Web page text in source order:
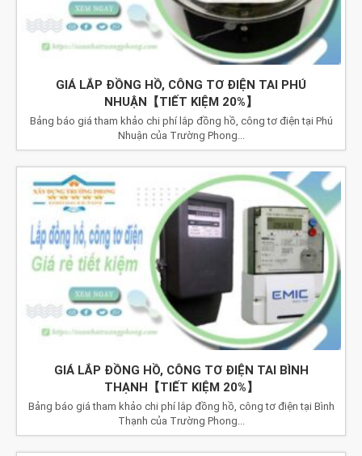
GIÁ LẮP ĐỒNG HỒ, CÔNG TƠ ĐIỆN TAI PHÚ
NHUẬN【TIẾT KIỆM 20%】
Bảng báo giá tham khảo chi phí lắp đồng hồ, công tơ điện tại Phú
Nhuận của Trường Phong...
GIÁ LẮP ĐỒNG HỒ, CÔNG TƠ ĐIỆN TAI BÌNH
THẠNH【TIẾT KIỆM 20%】
Bảng báo giá tham khảo chi phí lắp đồng hồ, công tơ điện tại Bình
Thạnh của Trường Phong...